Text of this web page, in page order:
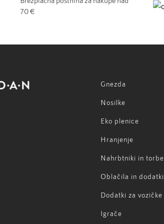
70 €
Gnezda
Nosilke
Eko plenice
Hranjenje
Nahrbtniki in torbe
Oblačila in dodatki
Dodatki za vozičke
Igrače